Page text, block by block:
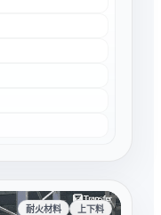
耐火材料 上下料